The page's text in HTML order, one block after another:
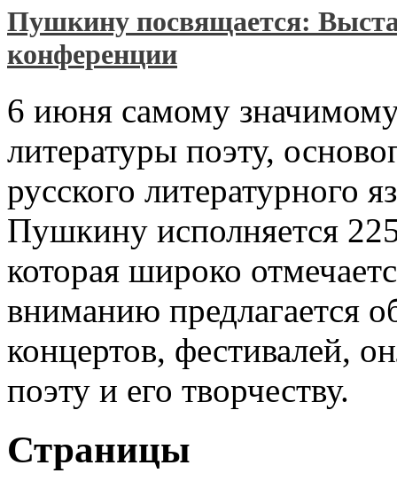
Пушкину посвящается:
конференции
6 июня самому
литературы поэту,
русского литературного
Пушкину исполняется
которая широко
вниманию предлагается
концертов, фестивалей,
поэту и его творчеству.
Страницы